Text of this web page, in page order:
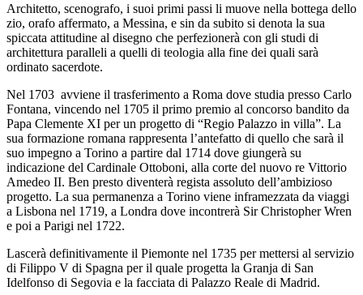
Architetto, scenografo, i suoi primi passi li muove nella bottega dello
zio, orafo affermato, a Messina, e sin da subito si denota la sua
spiccata attitudine al disegno che perfezionerà con gli studi di
architettura paralleli a quelli di teologia alla fine dei quali sarà
ordinato sacerdote.
Nel 1703 avviene il trasferimento a Roma dove studia presso Carlo
Fontana, vincendo nel 1705 il primo premio al concorso bandito da
Papa Clemente XI per un progetto di “Regio Palazzo in villa”. La
sua formazione romana rappresenta l’antefatto di quello che sarà il
suo impegno a Torino a partire dal 1714 dove giungerà su
indicazione del Cardinale Ottoboni, alla corte del nuovo re Vittorio
Amedeo II. Ben presto diventerà regista assoluto dell’ambizioso
progetto. La sua permanenza a Torino viene inframezzata da viaggi
a Lisbona nel 1719, a Londra dove incontrerà Sir Christopher Wren
e poi a Parigi nel 1722.
Lascerà definitivamente il Piemonte nel 1735 per mettersi al servizio
di Filippo V di Spagna per il quale progetta la Granja di San
Idelfonso di Segovia e la facciata di Palazzo Reale di Madrid.